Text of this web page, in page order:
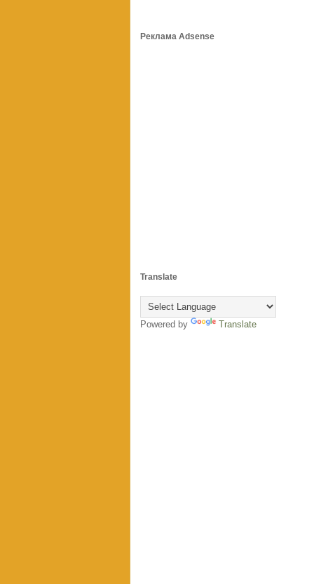
Реклама Adsense
Translate
Powered by Translate